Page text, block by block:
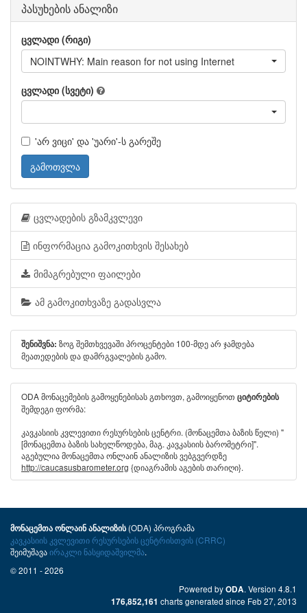
პასუხების ანალიზი
ცვლადი (რიგი)
NOINTWHY: Main reason for not using Internet
ცვლადი (სვეტი)
'არ ვიცი' და 'უარი'-ს გარეშე
გამოთვლა
ცვლადების გზამკვლევი
ინფორმაცია გამოკითხვის შესახებ
მიმაგრებული ფაილები
ამ გამოკითხვაზე გადასვლა
შენიშვნა: ზოგ შემთხვევაში პროცენტები 100-მდე არ ჯამდება
მეათედების და დამრგვალების გამო.
ODA მონაცემების გამოყენებისას გთხოვთ, გამოიყენოთ ციტირების
შემდეგი ფორმა:
კავკასიის კვლევითი რესურსების ცენტრი. (მონაცემთა ბაზის წელი) "
[მონაცემთა ბაზის სახელწოდება, მაგ. კავკასიის ბარომეტრი]".
აგებულია მონაცემთა ონლაინ ანალიზის ვებგვერდზე
http://caucasusbarometer.org {დიაგრამის აგების თარიღი}.
მონაცემთა ონლაინ ანალიზის(ODA) პროგრამა
კავკასიის კვლევითი რესურსების ცენტრისთვის (CRRC)
შეიმუშავაირაკლი ნასყიდაშვილმა.
© 2011 - 2026
Powered byODA. Version 4.8.1
176,852,161 charts generated since Feb 27, 2013